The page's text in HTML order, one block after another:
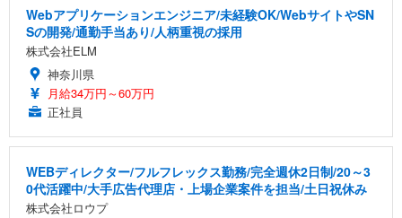
Webアプリケーションエンジニア/未経験OK/WebサイトやSN
Sの開発/通勤手当あり/人柄重視の採用
株式会社ELM
神奈川県
月給34万円～60万円
正社員
WEBディレクター/フルフレックス勤務/完全週休2日制/20～3
0代活躍中/大手広告代理店・上場企業案件を担当/土日祝休み
株式会社ロウプ